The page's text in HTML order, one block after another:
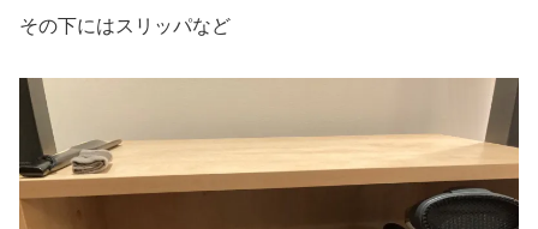
その下にはスリッパなど